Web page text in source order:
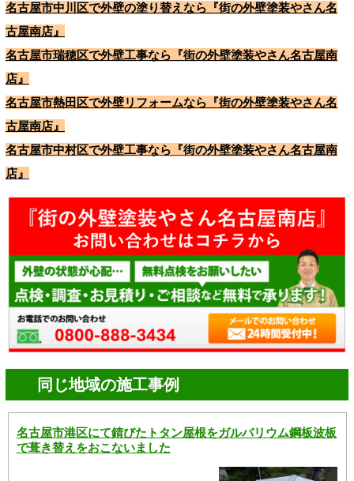
名古屋市中川区で外壁の塗り替えなら『街の外壁塗装やさん名
古屋南店』
名古屋市瑞穂区で外壁工事なら『街の外壁塗装やさん名古屋南
店』
名古屋市熱田区で外壁リフォームなら『街の外壁塗装やさん名
古屋南店』
名古屋市中村区で外壁工事なら『街の外壁塗装やさん名古屋南
店』
同じ地域の施工事例
名古屋市港区にて錆びたトタン屋根をガルバリウム鋼板波板
で葺き替えをおこないました